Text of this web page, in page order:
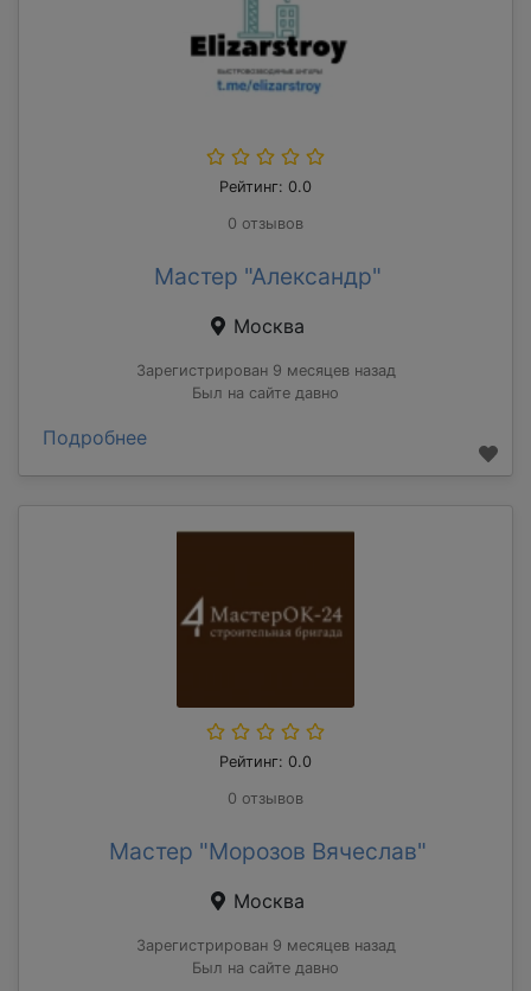
Рейтинг: 0.0
0 отзывов
Мастер "Александр"
Москва
Зарегистрирован 9 месяцев назад
Был на сайте давно
Подробнее
Рейтинг: 0.0
0 отзывов
Мастер "Морозов Вячеслав"
Москва
Зарегистрирован 9 месяцев назад
Был на сайте давно